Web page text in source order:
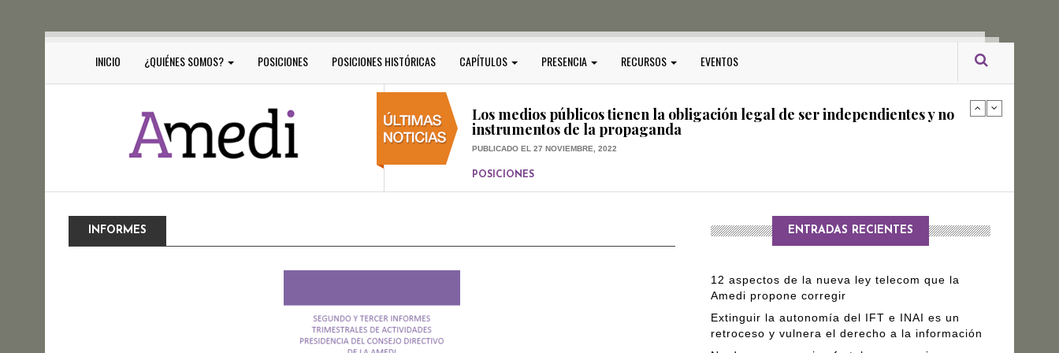
INICIO ¿QUIÉNES SOMOS? POSICIONES POSICIONES HISTÓRICAS CAPÍTULOS PRESENCIA RECURSOS EVENTOS
PUBLICADO EL 17 DICIEMBRE, 2022
Los medios públicos tienen la obligación legal de ser independientes y no
instrumentos de la propaganda
PUBLICADO EL 27 NOVIEMBRE, 2022
POSICIONES
Consejos ciudadanos e IFT deben garantizar independencia editorial de
INFORMES ENTRADAS RECIENTES
12 aspectos de la nueva ley telecom que la
Amedi propone corregir
Extinguir la autonomía del IFT e INAI es un
retroceso y vulnera el derecho a la información